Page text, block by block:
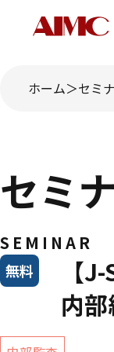
ホーム セミ
セミ
SEMINAR
【
内
無料